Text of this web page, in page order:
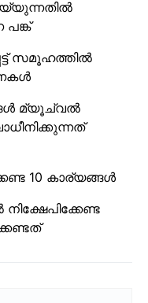
സമൂഹത്തിൽ
മ്യൂച്വൽ
10 കാര്യങ്ങൾ